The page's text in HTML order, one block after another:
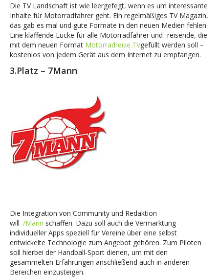
Die TV Landschaft ist wie leergefegt, wenn es um interessante
Inhalte für Motorradfahrer geht. Ein regelmäßiges TV Magazin,
das gab es mal und gute Formate in den neuen Medien fehlen.
Eine klaffende Lücke für alle Motorradfahrer und -reisende, die
mit dem neuen Format Motorradreise.TVgefüllt werden soll –
kostenlos von jedem Gerät aus dem Internet zu empfangen.
3.Platz – 7Mann
Die Integration von Community und Redaktion
will 7Mann schaffen. Dazu soll auch die Vermarktung
individueller Apps speziell für Vereine über eine selbst
entwickelte Technologie zum Angebot gehören. Zum Piloten
soll hierbei der Handball-Sport dienen, um mit den
gesammelten Erfahrungen anschließend auch in anderen
Bereichen einzusteigen.